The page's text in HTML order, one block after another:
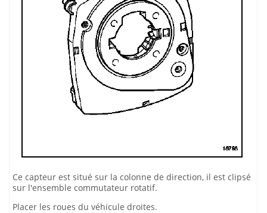
Ce capteur est situé sur la colonne de direction, il est clipsé
sur l'ensemble commutateur rotatif.
Placer les roues du véhicule droites.